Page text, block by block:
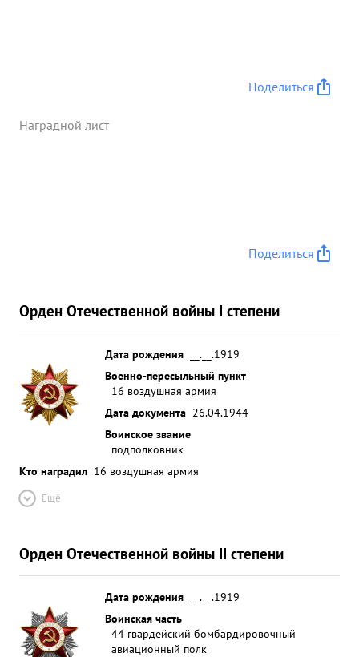
Документацию с оформляет Хорошо. Учет боевой
Поделиться
Наградной лист
Поделиться
Орден Отечественной войны I степени
Дата рождения
__.__.1919
Военно-пересыльный пункт
16 воздушная армия
Дата документа 26.04.1944
Воинское звание
подполковник
Кто наградил 16 воздушная армия
Ещё
Орден Отечественной войны II степени
Дата рождения
__.__.1919
Воинская часть
44 гвардейский бомбардировочный
авиационный полк